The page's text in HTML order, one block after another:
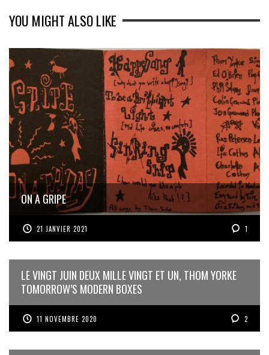
YOU MIGHT ALSO LIKE
ON A GRIPE
21 JANVIER 2021 1
LE VINGT JUIN DEUX MILLE VINGT ET UN, THOM YORKE
TOMORROW’S MODERN BOXES
11 NOVEMBRE 2020 2